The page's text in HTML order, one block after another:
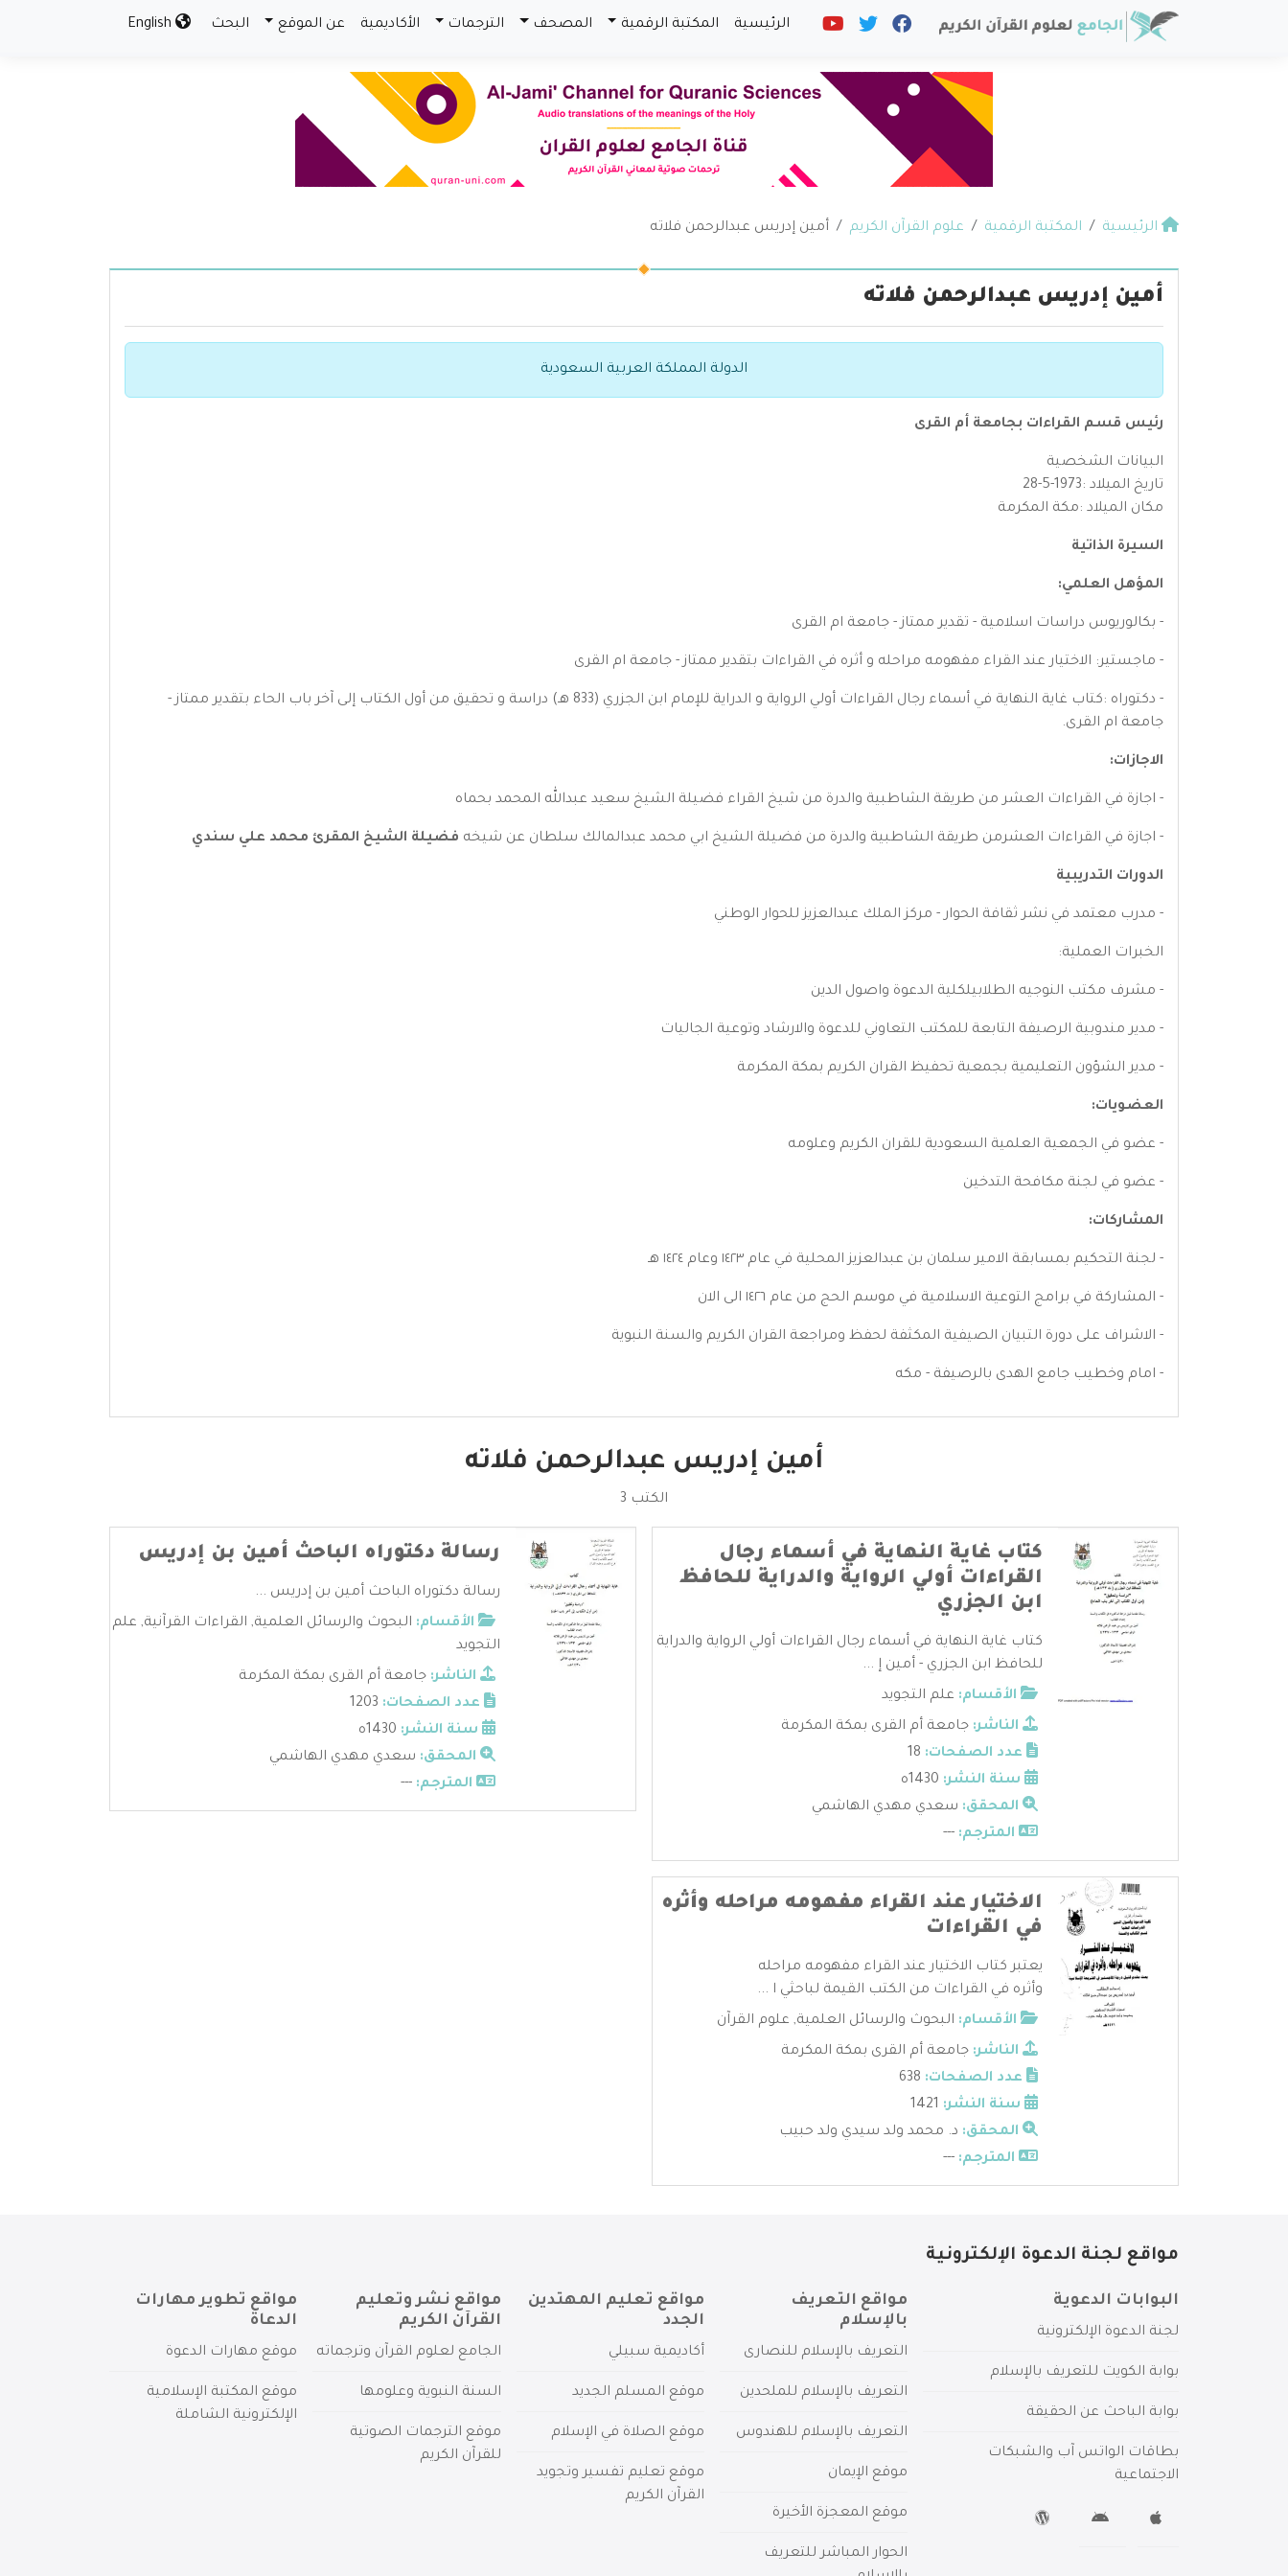
الرئيسية المكتبة الرقمية المصحف الترجمات الأكاديمية عن الموقع البحث
الرئيسية المكتبة الرقمية علوم القرآن الكريم أمين إدريس عبدالرحمن فلاته
أمين إدريس عبدالرحمن فلاته
الدولة المملكة العربية السعودية
رئيس قسم القراءات بجامعة أم القرى
البيانات الشخصية
تاريخ الميلاد :1973-5-28
مكان الميلاد :مكة المكرمة
السيرة الذاتية
المؤهل العلمي:
- بكالوريوس دراسات اسلامية - تقدير ممتاز - جامعة ام القرى
- ماجستير: الاختيار عند القراء مفهومه مراحله و أثره في القراءات بتقدير ممتاز - جامعة ام القرى
- دكتوراه :كتاب غاية النهاية في أسماء رجال القراءات أولي الرواية و الدراية للإمام ابن الجزري (833 هـ) دراسة و تحقيق من أول الكتاب إلى آخر باب الحاء بتقدير ممتاز -
جامعة ام القرى.
الاجازات:
- اجازة في القراءات العشر من طريقة الشاطبية والدرة من شيخ القراء فضيلة الشيخ سعيد عبدالله المحمد بحماه
- اجازة في القراءات العشرمن طريقة الشاطبية والدرة من فضيلة الشيخ ابي محمد عبدالمالك سلطان عن شيخه فضيلة الشيخ المقرئ محمد علي سندي
الدورات التدريبية
- مدرب معتمد في نشر ثقافة الحوار - مركز الملك عبدالعزيز للحوار الوطني
الخبرات العملية:
- مشرف مكتب النوجيه الطلابيلكلية الدعوة واصول الدين
- مدير مندوبية الرصيفة التابعة للمكتب التعاوني للدعوة والارشاد وتوعية الجاليات
- مدير الشؤون التعليمية بجمعية تحفيظ القران الكريم بمكة المكرمة
العضويات:
- عضو في الجمعية العلمية السعودية للقران الكريم وعلومه
- عضو في لجنة مكافحة التدخين
المشاركات:
- لجنة التحكيم بمسابقة الامير سلمان بن عبدالعزيز المحلية في عام ١٤٢٣ وعام ١٤٢٤ هـ
- المشاركة في برامج التوعية الاسلامية في موسم الحج من عام ١٤٢٦ الى الان
- الاشراف على دورة التبيان الصيفية المكثفة لحفظ ومراجعة القران الكريم والسنة النبوية
- امام وخطيب جامع الهدى بالرصيفة - مكه
أمين إدريس عبدالرحمن فلاته
الكتب 3
كتاب غاية النهاية في أسماء رجال
القراءات أولي الرواية والدراية للحافظ
ابن الجزري
كتاب غاية النهاية في أسماء رجال القراءات أولي الرواية والدراية
للحافظ ابن الجزري - أمين إ ...
الأقسام: علم التجويد
الناشر: جامعة أم القرى بمكة المكرمة
عدد الصفحات:
سنة النشر:
المحقق: سعدي مهدي الهاشمي
المترجم: ---
رسالة دكتوراه الباحث أمين بن إدريس
رسالة دكتوراه الباحث أمين بن إدريس ...
الأقسام: البحوث والرسائل العلمية, القراءات القرآنية, علم
التجويد
الناشر: جامعة أم القرى بمكة المكرمة
عدد الصفحات:
سنة النشر:
المحقق: سعدي مهدي الهاشمي
المترجم: ---
الاختيار عند القراء مفهومه مراحله وأثره
في القراءات
يعتبر كتاب الاختيار عند القراء مفهومه مراحله
وأثره في القراءات من الكتب القيمة لباحثي ا ...
الأقسام: البحوث والرسائل العلمية, علوم القرآن
الناشر: جامعة أم القرى بمكة المكرمة
عدد الصفحات:
سنة النشر:
المحقق: د. محمد ولد سيدي ولد حبيب
المترجم: ---
مواقع لجنة الدعوة الإلكترونية
البوابات الدعوية
لجنة الدعوة الإلكترونية
بوابة الكويت للتعريف بالإسلام
بوابة الباحث عن الحقيقة
بطاقات الواتس آب والشبكات
الاجتماعية
مواقع التعريف
بالإسلام
التعريف بالإسلام للنصارى
التعريف بالإسلام للملحدين
التعريف بالإسلام للهندوس
موقع الإيمان
موقع المعجزة الأخيرة
الحوار المباشر للتعريف
مواقع تعليم المهتدين
الجدد
أكاديمية سبيلي
موقع المسلم الجديد
موقع الصلاة في الإسلام
موقع تعليم تفسير وتجويد
القرآن الكريم
مواقع نشر وتعليم
القرآن الكريم
الجامع لعلوم القرآن وترجماته
السنة النبوية وعلومها
موقع الترجمات الصوتية
للقرآن الكريم
مواقع تطوير مهارات
الدعاة
موقع مهارات الدعوة
موقع المكتبة الإسلامية
الإلكترونية الشاملة